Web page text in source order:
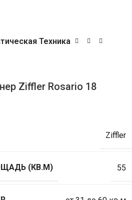
Техника
Ziffler Rosario 18
Ziffler
(КВ.М) 55